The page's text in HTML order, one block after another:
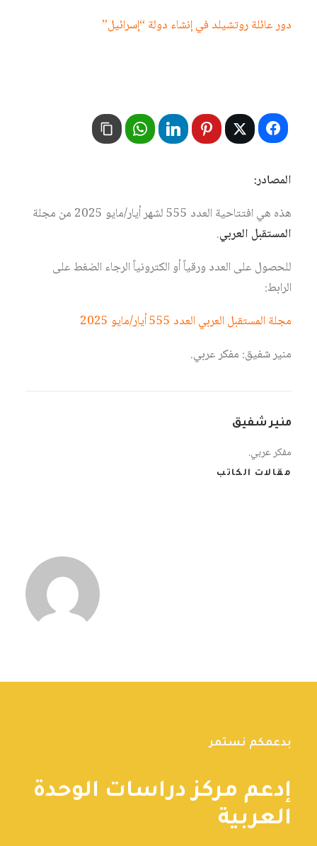
دور عائلة روتشيلد في إنشاء دولة “إسرائيل”
المصادر:
هذه هي افتتاحية العدد 555 لشهر أيار/مايو 2025 من مجلة
المستقبل العربي.
للحصول على العدد ورقياً أو الكترونياً الرجاء الضغط على
الرابط:
مجلة المستقبل العربي العدد 555 أيار/مايو 2025
منير شفيق: مفكر عربي.
منير شفيق
مفكر عربي.
مقالات الكاتب
بدعمكم نستمر
إدعم مركز دراسات الوحدة
العربية